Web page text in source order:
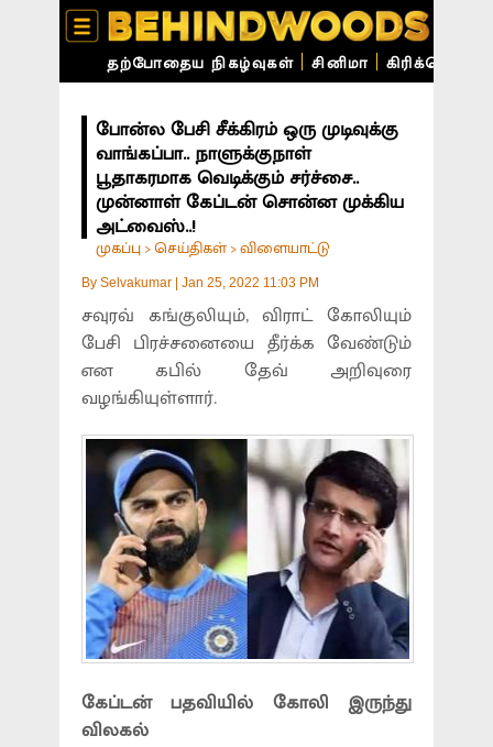
தற்போதைய நிகழ்வுகள் சினிமா கிரிக்கெட்
போன்ல பேசி சீக்கிரம் ஒரு முடிவுக்கு
வாங்கப்பா.. நாளுக்குநாள்
பூதாகரமாக வெடிக்கும் சர்ச்சை..
முன்னாள் கேப்டன் சொன்ன முக்கிய
அட்வைஸ்..!
முகப்பு >செய்திகள் >விளையாட்டு
By Selvakumar Jan 25, 2022 11:03 PM
சவுரவ் கங்குலியும், விராட் கோலியும்
பேசி பிரச்சனையை தீர்க்க வேண்டும்
என கபில் தேவ் அறிவுரை
வழங்கியுள்ளார்.
கேப்டன் பதவியில் கோலி இருந்து
விலகல்